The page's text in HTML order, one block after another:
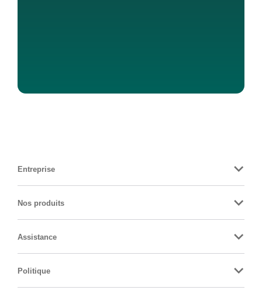
Entreprise
Nos produits
Assistance
Politique